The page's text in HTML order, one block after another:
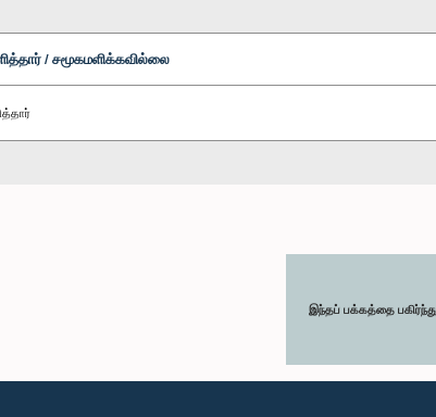
/ சமூகமளிக்கவில்லை
இந்தப் பக்கத்தை